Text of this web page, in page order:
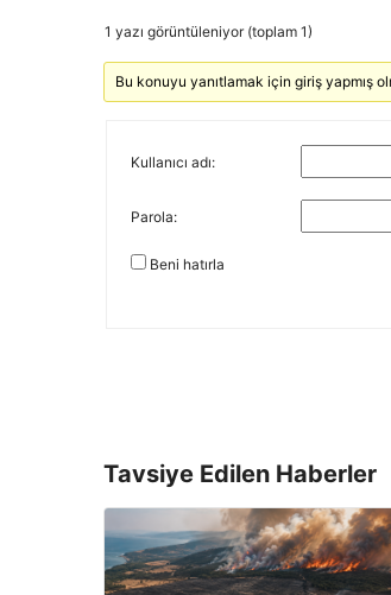
1 yazı görüntüleniyor (toplam 1)
Bu konuyu yanıtlamak için giriş yapmış
Kullanıcı adı:
Parola:
Beni hatırla
Tavsiye Edilen Haberler